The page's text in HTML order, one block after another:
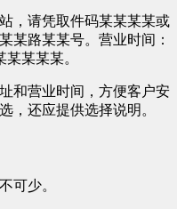
，请凭取件码某某某某或
某路某某号。营业时间：
某某某。
和营业时间，方便客户安
，还应提供选择说明。
可少。